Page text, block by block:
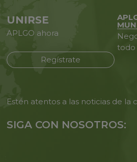
UNIRSE
APLGO ahora
Regístrate
todo
Estén atentos a las noticias de la
SIGA CON NOSOTROS: